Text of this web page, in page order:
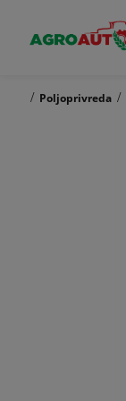
/ Poljoprivreda /